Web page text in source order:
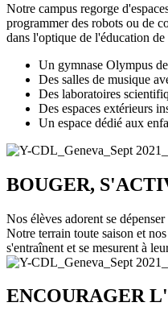
Notre campus regorge
programmer des robots ou de
dans l'optique de l'éducation
Un gymnase Olympus
Des salles de musique
Des laboratoires
Des espaces extérieurs
Un espace dédié aux
BOUGER,
Nos élèves adorent se
Notre terrain toute saison et
s'entraînent et se mesurent à
ENCOURAGER